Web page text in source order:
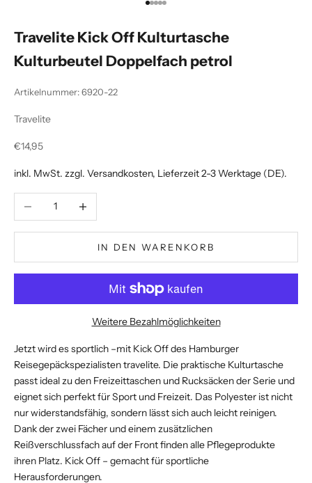
Gehe zu Element 1
Gehe zu Element 2
Gehe zu Element 3
Gehe zu Element 4
Gehe zu Element 5
Travelite Kick Off Kulturtasche
Kulturbeutel Doppelfach petrol
Artikelnummer: 6920-22
Travelite
Angebot
€14,95
inkl. MwSt. zzgl. Versandkosten, Lieferzeit 2-3 Werktage (DE).
Anzahl verringernAnzahl erhöhen
IN DEN WARENKORB
Weitere Bezahlmöglichkeiten
Jetzt wird es sportlich –mit Kick Off des Hamburger
Reisegepäckspezialisten travelite. Die praktische Kulturtasche
passt ideal zu den Freizeittaschen und Rucksäcken der Serie und
eignet sich perfekt für Sport und Freizeit. Das Polyester ist nicht
nur widerstandsfähig, sondern lässt sich auch leicht reinigen.
Dank der zwei Fächer und einem zusätzlichen
Reißverschlussfach auf der Front finden alle Pflegeprodukte
ihren Platz. Kick Off – gemacht für sportliche
Herausforderungen.